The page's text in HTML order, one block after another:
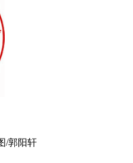
/郭阳轩